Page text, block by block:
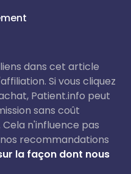
dans cet article
Si vous cliquez
Patient.info peut
sans coût
n'influence pas
recommandations
la façon dont nous